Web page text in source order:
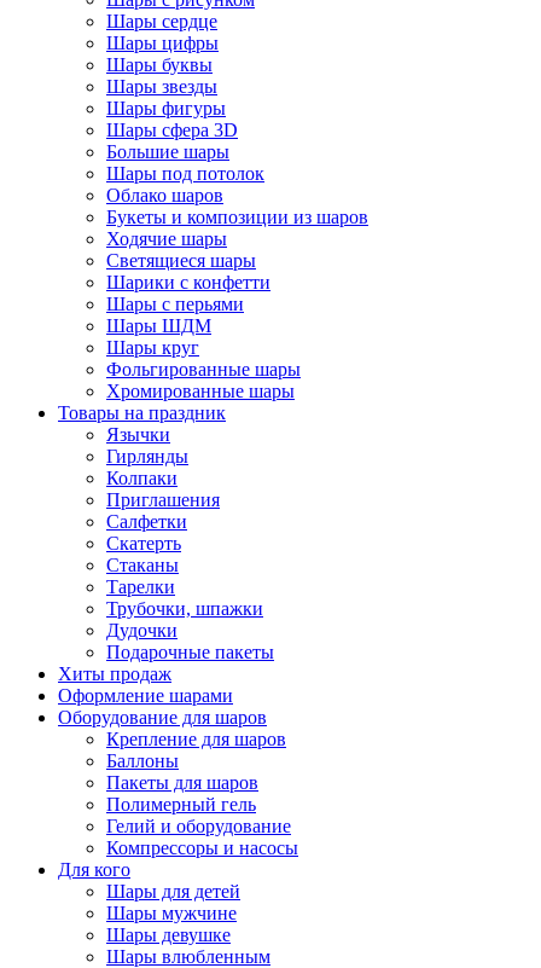
Шары сердце
Шары цифры
Шары буквы
Шары звезды
Шары фигуры
Шары сфера 3D
Большие шары
Шары под потолок
Облако шаров
Букеты и композиции из шаров
Ходячие шары
Светящиеся шары
Шарики с конфетти
Шары с перьями
Шары ШДМ
Шары круг
Фольгированные шары
Хромированные шары
Товары на праздник
Язычки
Гирлянды
Колпаки
Приглашения
Салфетки
Скатерть
Стаканы
Тарелки
Трубочки, шпажки
Дудочки
Подарочные пакеты
Хиты продаж
Оформление шарами
Оборудование для шаров
Крепление для шаров
Баллоны
Пакеты для шаров
Полимерный гель
Гелий и оборудование
Компрессоры и насосы
Для кого
Шары для детей
Шары мужчине
Шары девушке
Шары влюбленным